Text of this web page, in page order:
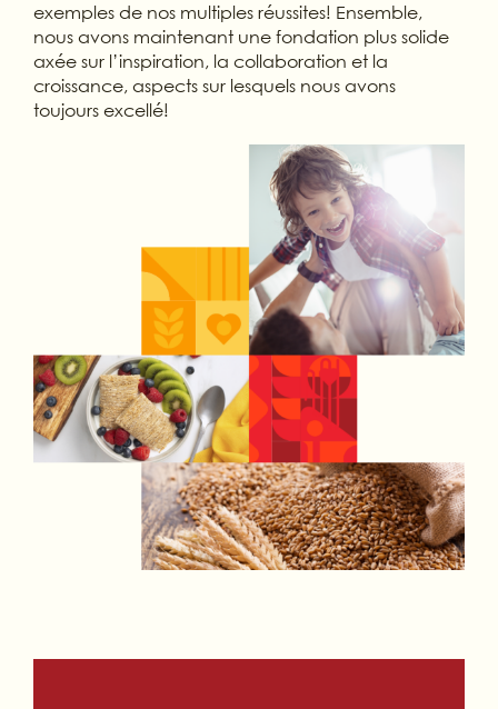
exemples de nos multiples réussites! Ensemble,
nous avons maintenant une fondation plus solide
axée sur l’inspiration, la collaboration et la
croissance, aspects sur lesquels nous avons
toujours excellé!